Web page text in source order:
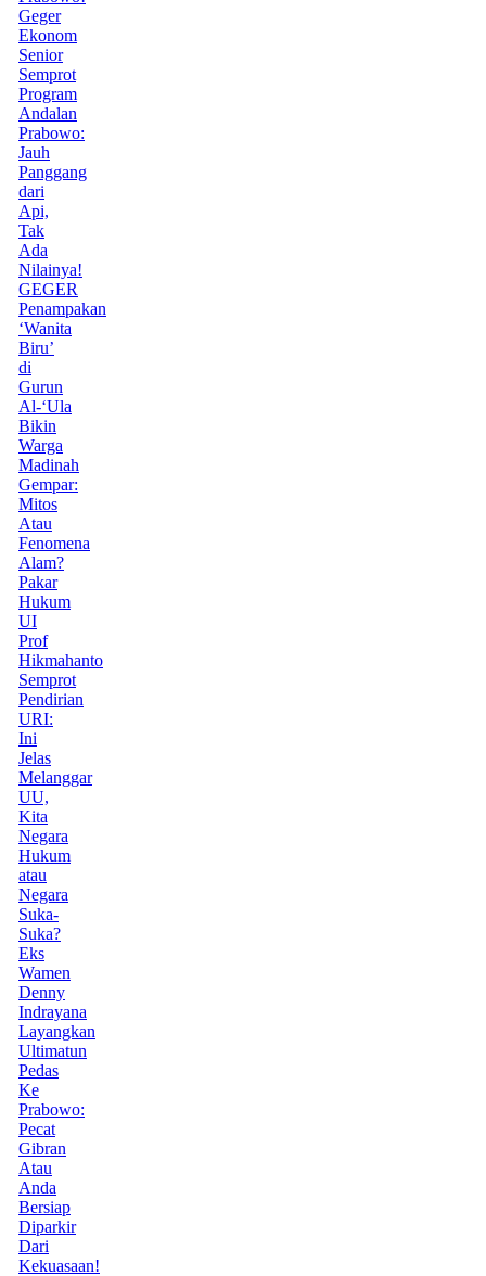
Geger
Ekonom
Senior
Semprot
Program
Andalan
Prabowo:
Jauh
Panggang
dari
Api,
Tak
Ada
Nilainya!
GEGER
Penampakan
‘Wanita
Biru’
di
Gurun
Al-‘Ula
Bikin
Warga
Madinah
Gempar:
Mitos
Atau
Fenomena
Alam?
Pakar
Hukum
UI
Prof
Hikmahanto
Semprot
Pendirian
URI:
Ini
Jelas
Melanggar
UU,
Kita
Negara
Hukum
atau
Negara
Suka-
Suka?
Eks
Wamen
Denny
Indrayana
Layangkan
Ultimatun
Pedas
Ke
Prabowo:
Pecat
Gibran
Atau
Anda
Bersiap
Diparkir
Dari
Kekuasaan!